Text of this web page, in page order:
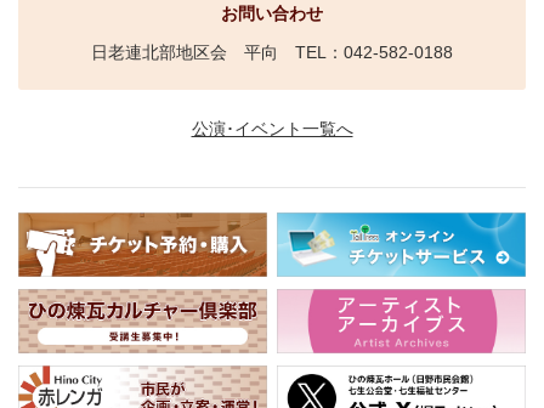
お問い合わせ
日老連北部地区会 平向 TEL：042-582-0188
公演･イベント一覧へ